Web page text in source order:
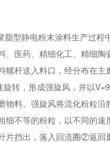
型静电粉末涂料生产过
医药、精细化工、精细陶
螺杆送入料口，经分布在
转，形成强旋风，并以
物料。强旋风将流化粉粒
细不等的粉粒，以不同的
片挡出，落入回流圈②返